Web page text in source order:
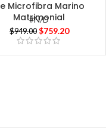
Microfibra Marino
Matrimonial
#N/D
$949.00 $759.20